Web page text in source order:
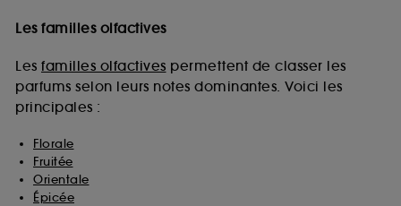
Les familles olfactives
Les familles olfactives permettent de classer les
parfums selon leurs notes dominantes. Voici les
principales :
Florale
Fruitée
Orientale
Épicée
collectées ou générées lors de votre activité en ligne
sur "continuer sans accepter". Voous pouvez à tout
moment choisir de retirer votrte consentement. Si vous
souhaitez obtenir plus d'information sur les cookies
utilisés, cliquez